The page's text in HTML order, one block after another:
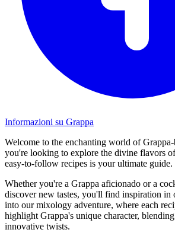
Informazioni su Grappa
Welcome to the enchanting world of
you're looking to explore the divine flavors
easy-to-follow recipes is your ultimate guide.
Whether you're a Grappa aficionado or a
discover new tastes, you'll find inspiration in
into our mixology adventure, where each
highlight Grappa's unique character,
innovative twists.